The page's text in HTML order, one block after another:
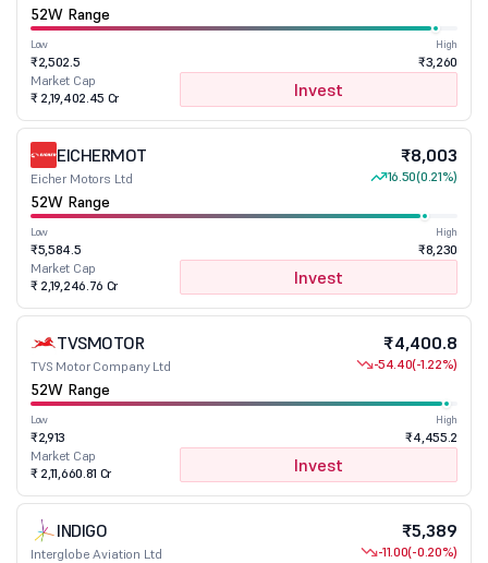
52W Range
Low
₹2,502.5
High
₹3,260
Market Cap
₹ 2,19,402.45 Cr
Invest
EICHERMOT
Eicher Motors Ltd
₹8,003
16.50(0.21%)
52W Range
Low
₹5,584.5
High
₹8,230
Market Cap
₹ 2,19,246.76 Cr
Invest
TVSMOTOR
TVS Motor Company Ltd
₹4,400.8
-54.40(-1.22%)
52W Range
Low
₹2,913
High
₹4,455.2
Market Cap
₹ 2,11,660.81 Cr
Invest
INDIGO
Interglobe Aviation Ltd
₹5,389
-11.00(-0.20%)